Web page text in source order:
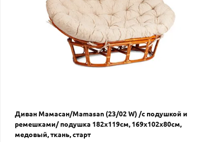
Диван Мамасан/Mamasan (23/02 W) /с подушкой и
ремешками/ подушка 182х119см, 169х102х80см,
медовый, ткань, старт